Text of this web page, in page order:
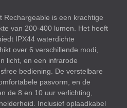
Rechargeable is een krachtige
van 200-400 lumen. Het heeft
IPX44 waterdichte
over 6 verschillende modi,
licht, en een infrarode
bediening. De verstelbare
pasvorm, en de
de 8 en 10 uur verlichting,
Inclusief oplaadkabel